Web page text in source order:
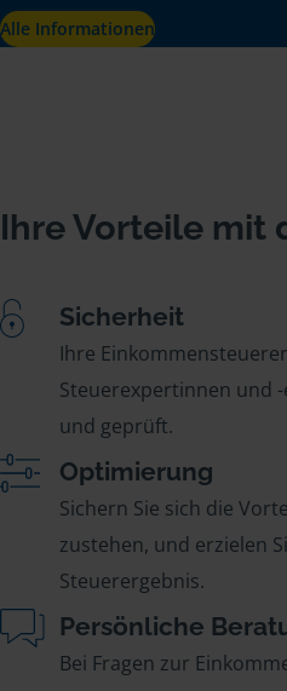
Alle Informationen
Ihre Vorteile mit
Sicherheit
Ihre
Steuerexpertinnen und
und geprüft.
Optimierung
Sichern Sie sich die
zustehen, und erzielen
Steuerergebnis.
Persönliche
Bei Fragen zur